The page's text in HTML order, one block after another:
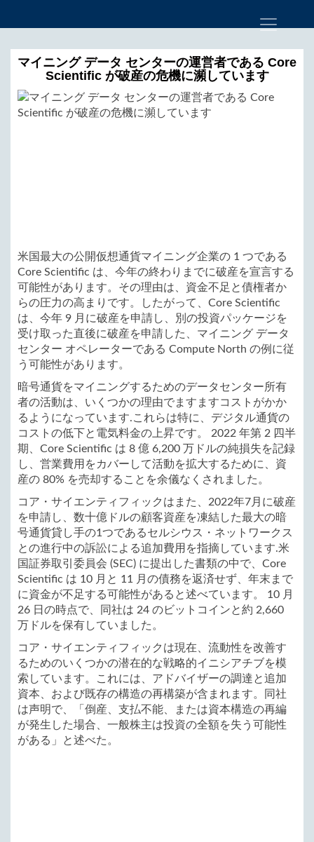
マイニング データ センターの運営者である Core
Scientific が破産の危機に瀕しています
米国最大の公開仮想通貨マイニング企業の 1 つである
Core Scientific は、今年の終わりまでに破産を宣言する
可能性があります。その理由は、資金不足と債権者か
らの圧力の高まりです。したがって、Core Scientific
は、今年 9 月に破産を申請し、別の投資パッケージを
受け取った直後に破産を申請した、マイニング データ
センター オペレーターである Compute North の例に従
う可能性があります。
暗号通貨をマイニングするためのデータセンター所有
者の活動は、いくつかの理由でますますコストがかか
るようになっています.これらは特に、デジタル通貨の
コストの低下と電気料金の上昇です。 2022 年第 2 四半
期、Core Scientific は 8 億 6,200 万ドルの純損失を記録
し、営業費用をカバーして活動を拡大するために、資
産の 80% を売却することを余儀なくされました。
コア・サイエンティフィックはまた、2022年7月に破産
を申請し、数十億ドルの顧客資産を凍結した最大の暗
号通貨貸し手の1つであるセルシウス・ネットワークス
との進行中の訴訟による追加費用を指摘しています.米
国証券取引委員会 (SEC) に提出した書類の中で、Core
Scientific は 10 月と 11 月の債務を返済せず、年末まで
に資金が不足する可能性があると述べています。 10 月
26 日の時点で、同社は 24 のビットコインと約 2,660
万ドルを保有していました。
コア・サイエンティフィックは現在、流動性を改善す
るためのいくつかの潜在的な戦略的イニシアチブを模
索しています。これには、アドバイザーの調達と追加
資本、および既存の構造の再構築が含まれます。同社
は声明で、「倒産、支払不能、または資本構造の再編
が発生した場合、一般株主は投資の全額を失う可能性
がある」と述べた。